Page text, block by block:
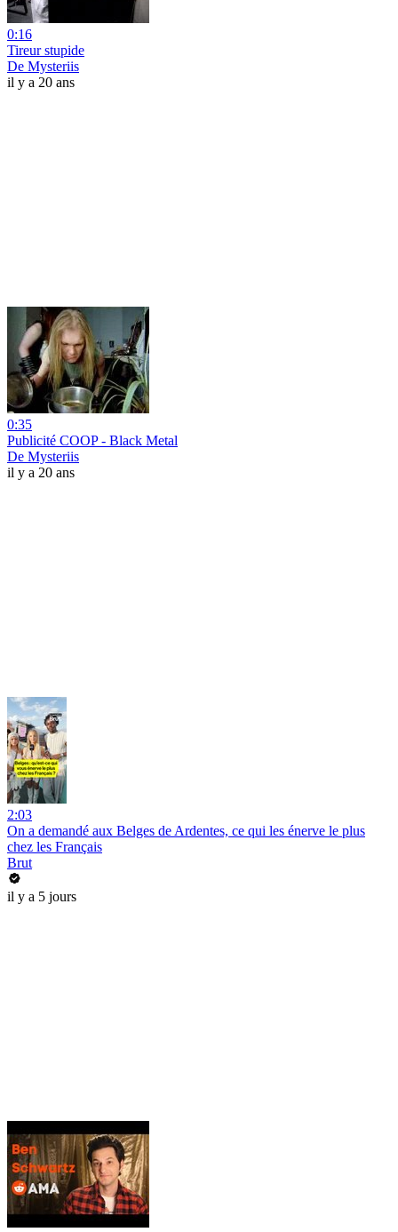
0:16
Tireur stupide
De Mysteriis
il y a 20 ans
0:35
Publicité COOP - Black Metal
De Mysteriis
il y a 20 ans
2:03
On a demandé aux Belges de Ardentes, ce qui les énerve le plus
chez les Français
Brut
il y a 5 jours